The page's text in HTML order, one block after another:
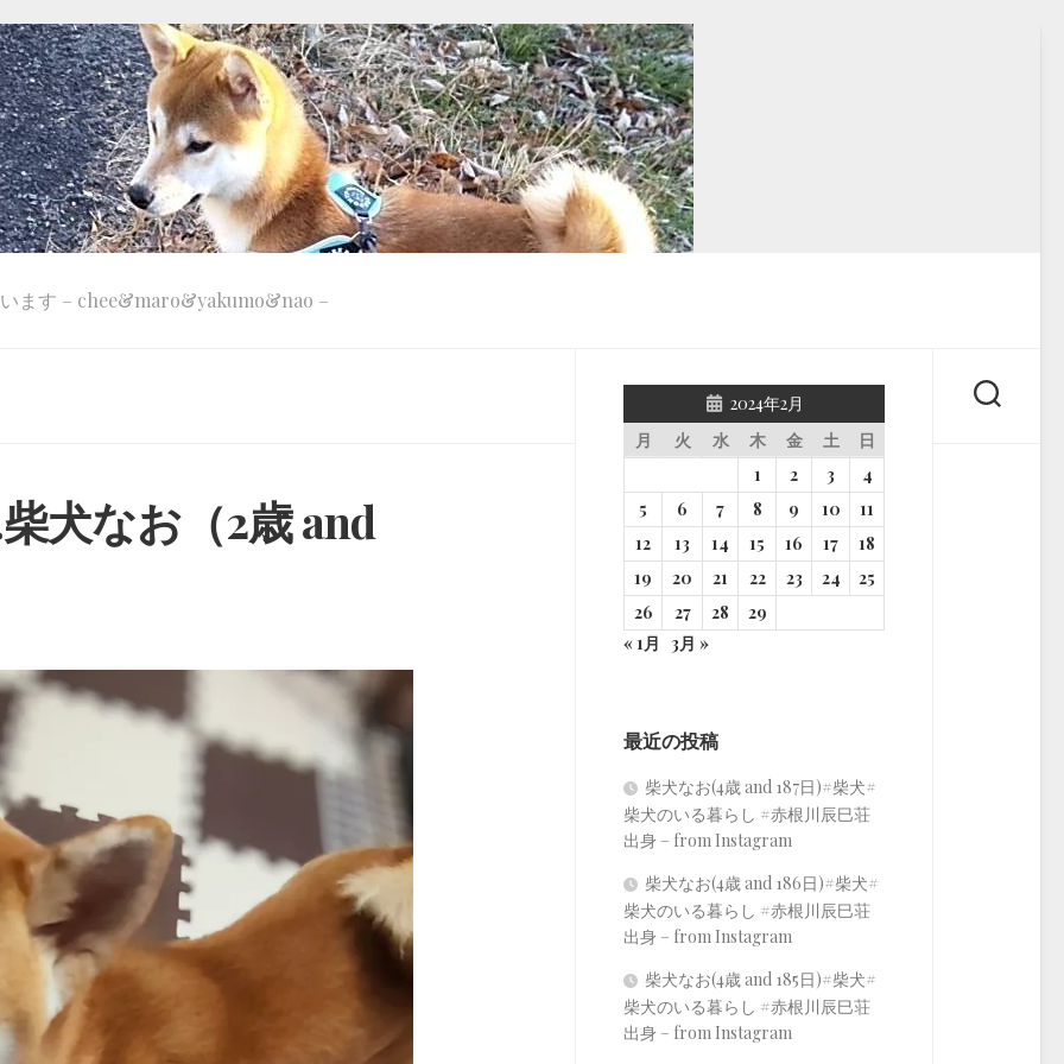
ます – chee&maro&yakumo&nao –
犬なお（2歳 and
2024年2月
月
火 水 木 金 土
日
1
2 3
4
5
6 7 8 9 10
11
12
13 14 15 16 17
18
19
20 21 22 23 24
25
26
27 28
29
« 1月
3月 »
最近の投稿
柴犬なお(4歳 and 187日)#柴犬#
柴犬のいる暮らし #赤根川辰巳荘
出身 – from Instagram
柴犬なお(4歳 and 186日)#柴犬#
柴犬のいる暮らし #赤根川辰巳荘
出身 – from Instagram
柴犬なお(4歳 and 185日)#柴犬#
柴犬のいる暮らし #赤根川辰巳荘
出身 – from Instagram